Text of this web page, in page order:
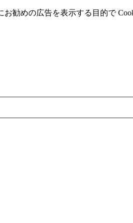
勧めの広告を表⽰する⽬的で